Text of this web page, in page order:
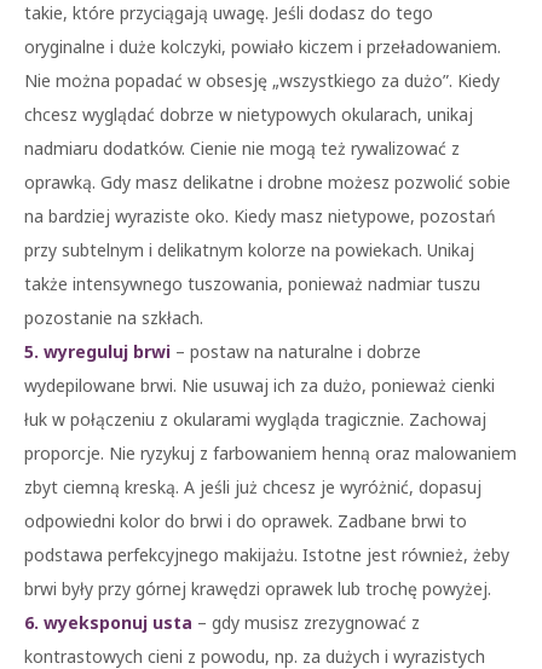
takie, które przyciągają uwagę. Jeśli dodasz do tego
oryginalne i duże kolczyki, powiało kiczem i przeładowaniem.
Nie można popadać w obsesję „wszystkiego za dużo”. Kiedy
chcesz wyglądać dobrze w nietypowych okularach, unikaj
nadmiaru dodatków. Cienie nie mogą też rywalizować z
oprawką. Gdy masz delikatne i drobne możesz pozwolić sobie
na bardziej wyraziste oko. Kiedy masz nietypowe, pozostań
przy subtelnym i delikatnym kolorze na powiekach. Unikaj
także intensywnego tuszowania, ponieważ nadmiar tuszu
pozostanie na szkłach.
5. wyreguluj brwi – postaw na naturalne i dobrze
wydepilowane brwi. Nie usuwaj ich za dużo, ponieważ cienki
łuk w połączeniu z okularami wygląda tragicznie. Zachowaj
proporcje. Nie ryzykuj z farbowaniem henną oraz malowaniem
zbyt ciemną kreską. A jeśli już chcesz je wyróżnić, dopasuj
odpowiedni kolor do brwi i do oprawek. Zadbane brwi to
podstawa perfekcyjnego makijażu. Istotne jest również, żeby
brwi były przy górnej krawędzi oprawek lub trochę powyżej.
6. wyeksponuj usta – gdy musisz zrezygnować z
kontrastowych cieni z powodu, np. za dużych i wyrazistych